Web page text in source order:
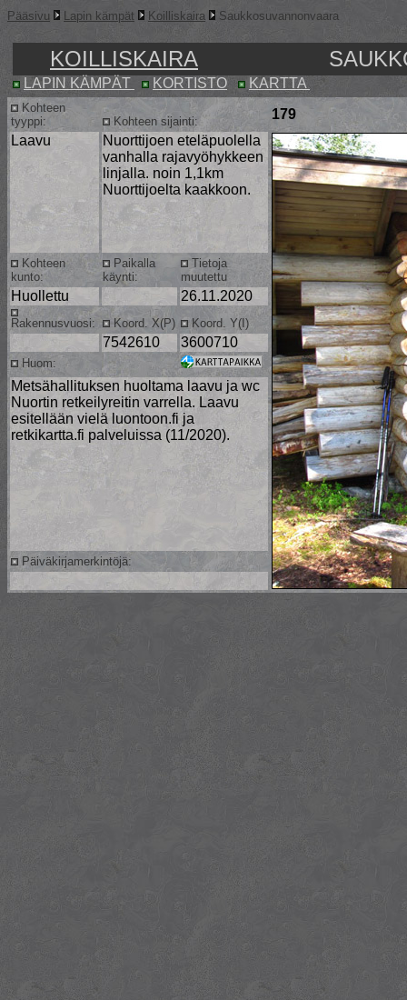
Pääsivu Lapin kämpät Koilliskaira Saukkosuvannonvaara
KOILLISKAIRA
LAPIN KÄMPÄT KORTISTO KARTTA
Kohteen
tyyppi:
Kohteen sijainti:
179
Laavu
Nuorttijoen eteläpuolella
vanhalla rajavyöhykkeen
linjalla. noin 1,1km
Nuorttijoelta kaakkoon.
Kohteen
kunto:
Paikalla
käynti:
Tietoja
muutettu
Huollettu 26.11.2020
Rakennusvuosi: Koord. X(P) Koord. Y(I)
7542610 3600710
Huom:
Metsähallituksen huoltama laavu ja wc
Nuortin retkeilyreitin varrella. Laavu
esitellään vielä luontoon.fi ja
retkikartta.fi palveluissa (11/2020).
Päiväkirjamerkintöjä: